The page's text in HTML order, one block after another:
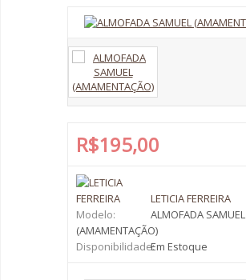
R$195,00
LETICIA FERREIRA
Modelo:
ALMOFADA SAMUEL
(AMAMENTAÇÃO)
Disponibilidade:Em Estoque